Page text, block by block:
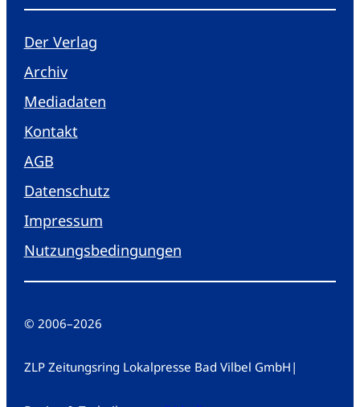
Der Verlag
Archiv
Mediadaten
Kontakt
AGB
Datenschutz
Impressum
Nutzungsbedingungen
© 2006–2026
ZLP Zeitungsring Lokalpresse Bad Vilbel GmbH |